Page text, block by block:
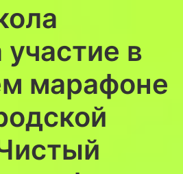
в
марафоне